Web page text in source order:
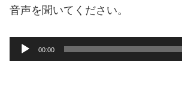
音声を聞いてください。
声
00:00